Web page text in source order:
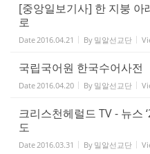
[중앙일보기사] 한 지붕 아
로
Date2016.04.21 By 밀알선교단
국립국어원 한국수어사전
Date2016.04.20 By 밀알선교단
크리스천헤럴드 TV - 뉴스
도
Date2016.03.31 By 밀알선교단